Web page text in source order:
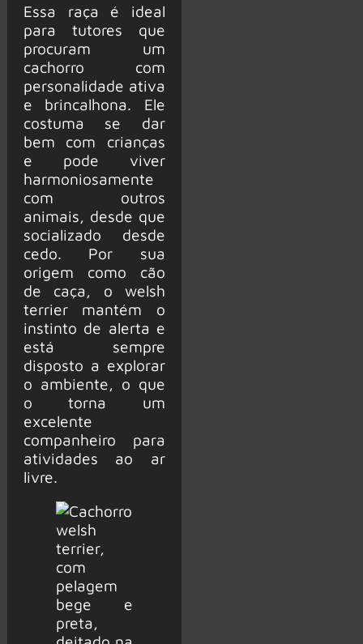
Essa raça é ideal
para tutores que
procuram um
cachorro com
personalidade ativa
e brincalhona. Ele
costuma se dar
bem com crianças
e pode viver
harmoniosamente
com outros
animais, desde que
socializado desde
cedo. Por sua
origem como cão
de caça, o welsh
terrier mantém o
instinto de alerta e
está sempre
disposto a explorar
o ambiente, o que
o torna um
excelente
companheiro para
atividades ao ar
livre.